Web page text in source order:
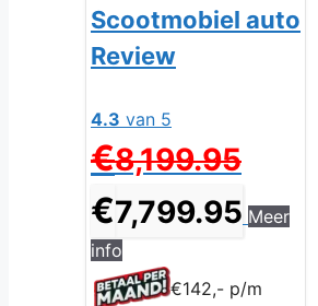
Scootmobiel auto
Review
4.3 van 5
€8,199.95prijs
€8,199.95.
€7,799.95prijs
€7,799.95.
Meer
info
€142,- p/m